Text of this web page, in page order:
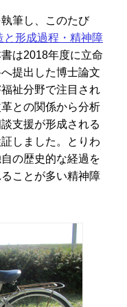
筆し、このたび
形成過程・精神障
は2018年度に立命
提出した博士論文
祉分野で注目され
との関係から分析
支援が形成される
しました。とりわ
の歴史的な経過を
ことが多い精神障